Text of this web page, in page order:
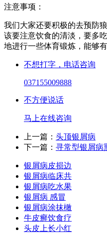
注意事项：
我们大家还要积极的去预防
该要注意饮食的清淡，要多
地进行一些体育锻炼，能够
不想打字，电话咨询
037155009888
不方便说话
马上在线咨询
上一篇： 头顶银屑病
下一篇： 寻常型银屑病
银屑病皮损边
银屑病临床共
银屑病吃水果
银屑病 感冒
银屑病涂抹橄
牛皮癣饮食疗
头皮上长小红